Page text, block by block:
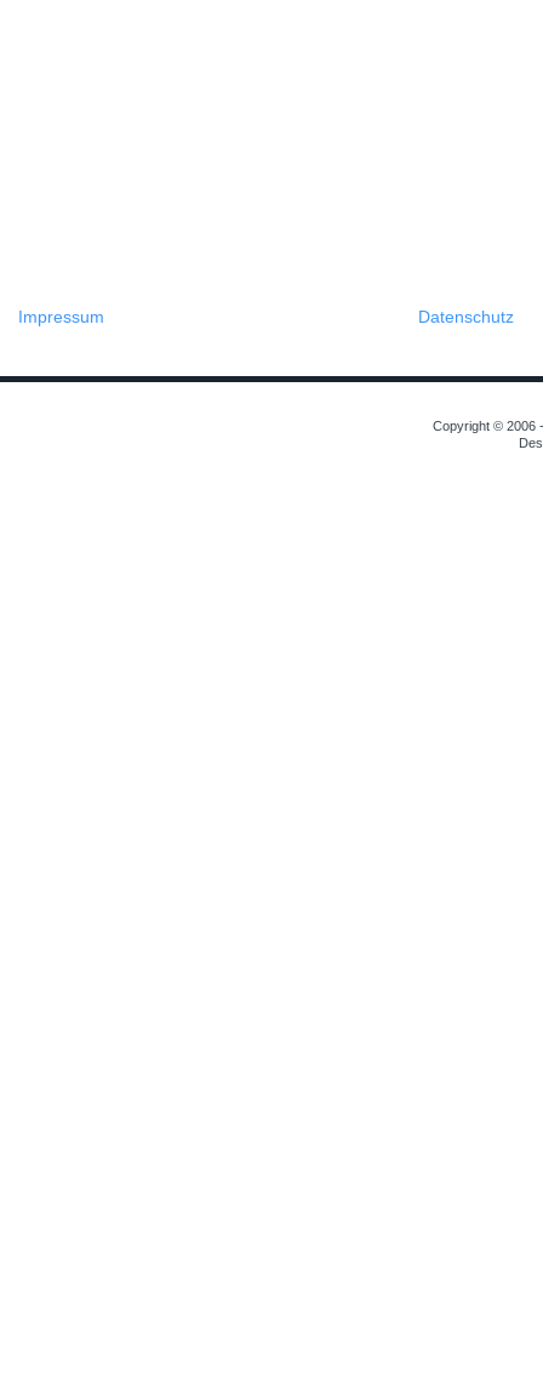
Impressum Datenschutz
Copyright © 2006